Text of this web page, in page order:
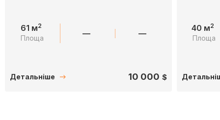
61 м2
Площа — —
Детальніше 10 000 $
40 м2
Площа